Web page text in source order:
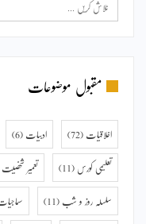
مقبول موضوعات
اخلاقیات (72) ادبیات (6)
تعلیمی کورس (11) تعمیر شخصیت
سلسلہ روز و شب (11) سماجیات